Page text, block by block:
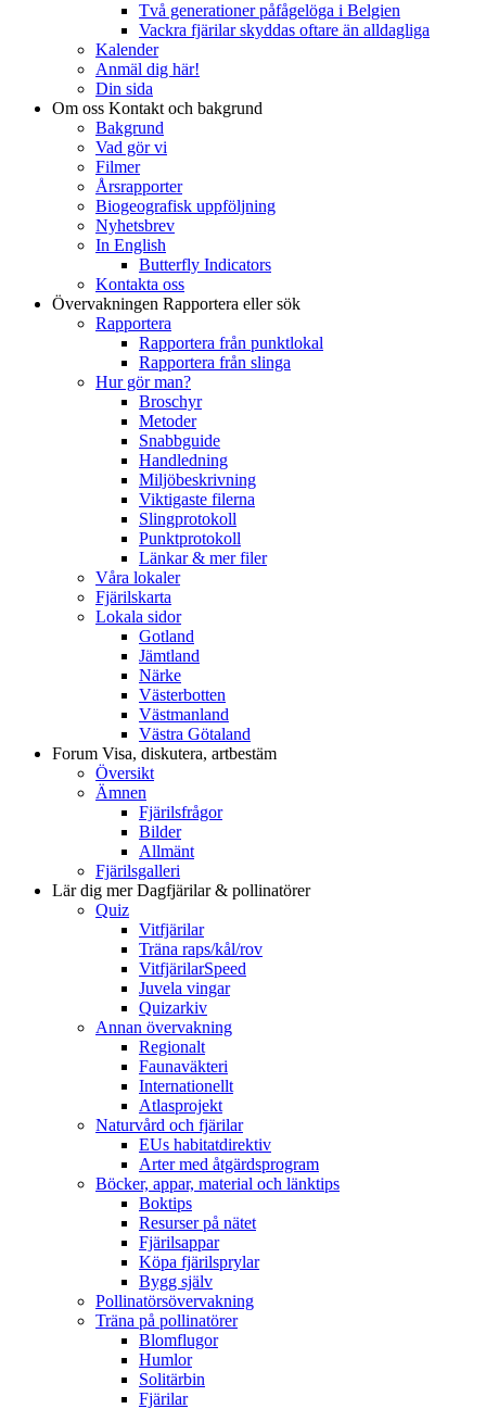
Två generationer påfågelöga i Belgien
Vackra fjärilar skyddas oftare än alldagliga
Kalender
Anmäl dig här!
Din sida
Om oss Kontakt och bakgrund
Bakgrund
Vad gör vi
Filmer
Årsrapporter
Biogeografisk uppföljning
Nyhetsbrev
In English
Butterfly Indicators
Kontakta oss
Övervakningen Rapportera eller sök
Rapportera
Rapportera från punktlokal
Rapportera från slinga
Hur gör man?
Broschyr
Metoder
Snabbguide
Handledning
Miljöbeskrivning
Viktigaste filerna
Slingprotokoll
Punktprotokoll
Länkar & mer filer
Våra lokaler
Fjärilskarta
Lokala sidor
Gotland
Jämtland
Närke
Västerbotten
Västmanland
Västra Götaland
Forum Visa, diskutera, artbestäm
Översikt
Ämnen
Fjärilsfrågor
Bilder
Allmänt
Fjärilsgalleri
Lär dig merDagfjärilar & pollinatörer
Quiz
Vitfjärilar
Träna raps/kål/rov
VitfjärilarSpeed
Juvela vingar
Quizarkiv
Annan övervakning
Regionalt
Faunaväkteri
Internationellt
Atlasprojekt
Naturvård och fjärilar
EUs habitatdirektiv
Arter med åtgärdsprogram
Böcker, appar, material och länktips
Boktips
Resurser på nätet
Fjärilsappar
Köpa fjärilsprylar
Bygg själv
Pollinatörsövervakning
Träna på pollinatörer
Blomflugor
Humlor
Solitärbin
Fjärilar